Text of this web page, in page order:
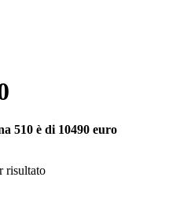
510 è di 10490 euro
risultato